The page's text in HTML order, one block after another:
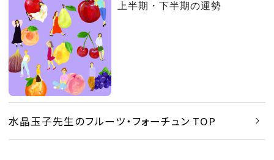
上半期・下半期の運勢
水晶玉子先生のフルーツ・フォーチュン TOP